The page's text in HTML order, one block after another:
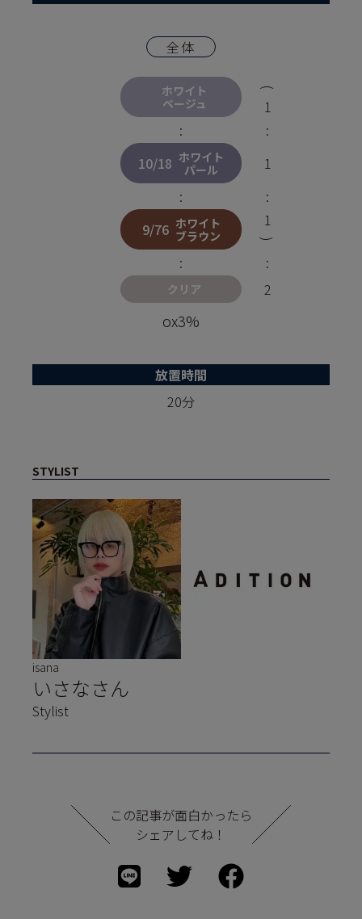
全体
ホワイト
ベージュ
(
1
:
:
10/18 ホワイト
パール
1
:
:
9/76 ホワイト
ブラウン
1
)
: :
クリア 2
ox3%
放置時間
20分
STYLIST
isana
いさなさん
Stylist
この記事が面白かったら
シェアしてね！